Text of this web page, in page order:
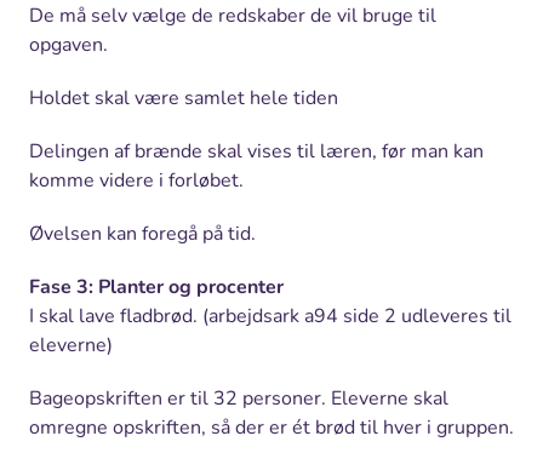
De må selv vælge de redskaber de vil bruge til
opgaven.
Holdet skal være samlet hele tiden
Delingen af brænde skal vises til læren, før man kan
komme videre i forløbet.
Øvelsen kan foregå på tid.
Fase 3: Planter og procenter
I skal lave fladbrød. (arbejdsark a94 side 2 udleveres til
eleverne)
Bageopskriften er til 32 personer. Eleverne skal
omregne opskriften, så der er ét brød til hver i gruppen.